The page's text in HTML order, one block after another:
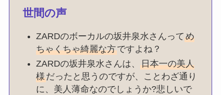
世間の声
ZARDのボーカルの坂井泉水さんってめ
ちゃくちゃ綺麗な方ですよね？
ZARDの坂井泉水さんは、 日本一の美人
様だったと思うのですが、ことわざ通り
に、美人薄命なのでしょうか?悲しいで